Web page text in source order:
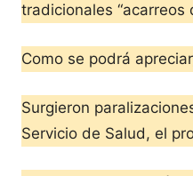
tradicionales
Como se podrá
Surgieron
Servicio de Salud, el